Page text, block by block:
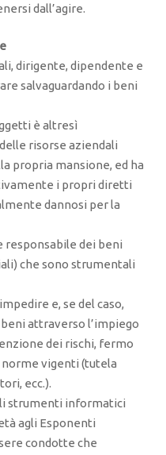
dall’agire.
dirigente, dipendente e
salvaguardando i beni
è altresì
risorse aziendali
propria mansione, ed ha
i propri diretti
dannosi per la
responsabile dei beni
che sono strumentali
e, se del caso,
attraverso l’impiego
dei rischi, fermo
vigenti (tutela
ecc.).
strumenti informatici
agli Esponenti
condotte che